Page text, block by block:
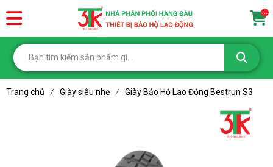
...
Trang chủ / Giày siêu nhẹ / Giày Bảo Hộ Lao Động Bestrun S3